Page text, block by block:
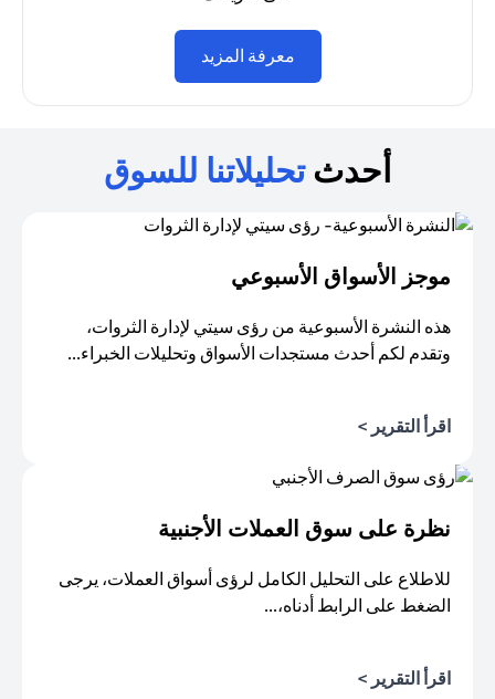
معرفة المزيد
أحدثتحليلاتنا للسوق
موجز الأسواق الأسبوعي
هذه النشرة الأسبوعية من رؤى سيتي لإدارة الثروات،
وتقدم لكم أحدث مستجدات الأسواق وتحليلات الخبراء...
اقرأ التقرير >
نظرة على سوق العملات الأجنبية
للاطلاع على التحليل الكامل لرؤى أسواق العملات، يرجى
الضغط على الرابط أدناه،...
اقرأ التقرير >